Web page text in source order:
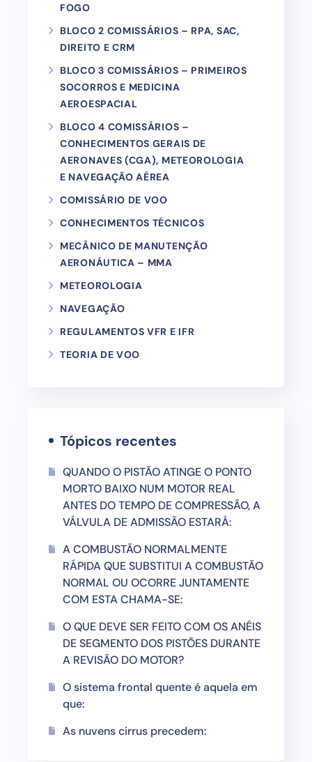
FOGO
BLOCO 2 COMISSÁRIOS – RPA, SAC,
DIREITO E CRM
BLOCO 3 COMISSÁRIOS – PRIMEIROS
SOCORROS E MEDICINA
AEROESPACIAL
BLOCO 4 COMISSÁRIOS –
CONHECIMENTOS GERAIS DE
AERONAVES (CGA), METEOROLOGIA
E NAVEGAÇÃO AÉREA
COMISSÁRIO DE VOO
CONHECIMENTOS TÉCNICOS
MECÂNICO DE MANUTENÇÃO
AERONÁUTICA – MMA
METEOROLOGIA
NAVEGAÇÃO
REGULAMENTOS VFR E IFR
TEORIA DE VOO
Tópicos recentes
QUANDO O PISTÃO ATINGE O PONTO
MORTO BAIXO NUM MOTOR REAL
ANTES DO TEMPO DE COMPRESSÃO, A
VÁLVULA DE ADMISSÃO ESTARÁ:
A COMBUSTÃO NORMALMENTE
RÁPIDA QUE SUBSTITUI A COMBUSTÃO
NORMAL OU OCORRE JUNTAMENTE
COM ESTA CHAMA-SE:
O QUE DEVE SER FEITO COM OS ANÉIS
DE SEGMENTO DOS PISTÕES DURANTE
A REVISÃO DO MOTOR?
O sistema frontal quente é aquela em
que:
As nuvens cirrus precedem: